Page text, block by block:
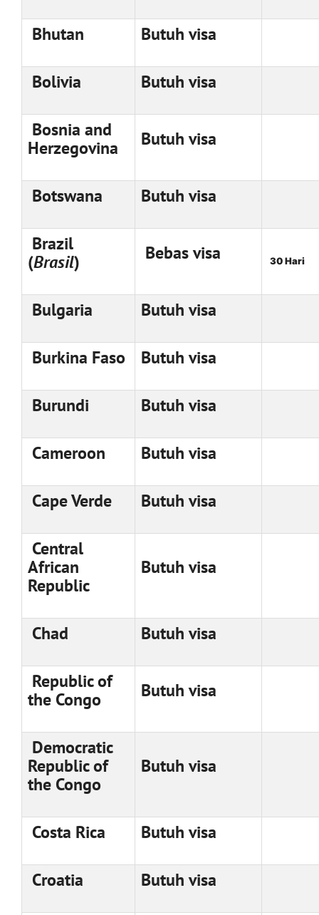
Bhutan Butuh visa
Bolivia Butuh visa
Bosnia and
Herzegovina
Butuh visa
Botswana Butuh visa
Brazil
(Brasil) Bebas visa 30 Hari
Bulgaria Butuh visa
Burkina Faso Butuh visa
Burundi Butuh visa
Cameroon Butuh visa
Cape Verde Butuh visa
Central
African
Republic
Butuh visa
Chad Butuh visa
Republic of
the Congo
Butuh visa
Democratic
Republic of
the Congo
Butuh visa
Costa Rica Butuh visa
Croatia Butuh visa